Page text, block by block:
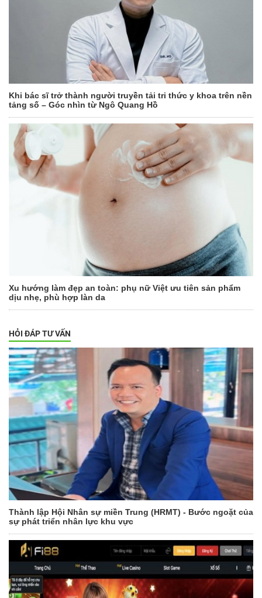
Khi bác sĩ trở thành người truyền tải tri thức y khoa trên nền
tảng số – Góc nhìn từ Ngô Quang Hồ
Xu hướng làm đẹp an toàn: phụ nữ Việt ưu tiên sản phẩm
dịu nhẹ, phù hợp làn da
HỎI ĐÁP TƯ VẤN
Thành lập Hội Nhân sự miền Trung (HRMT) - Bước ngoặt của
sự phát triển nhân lực khu vực